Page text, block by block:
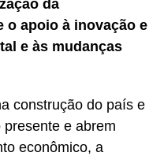
da
o apoio à inovação e
e às mudanças
construção do país e
e abrem
econômico, a